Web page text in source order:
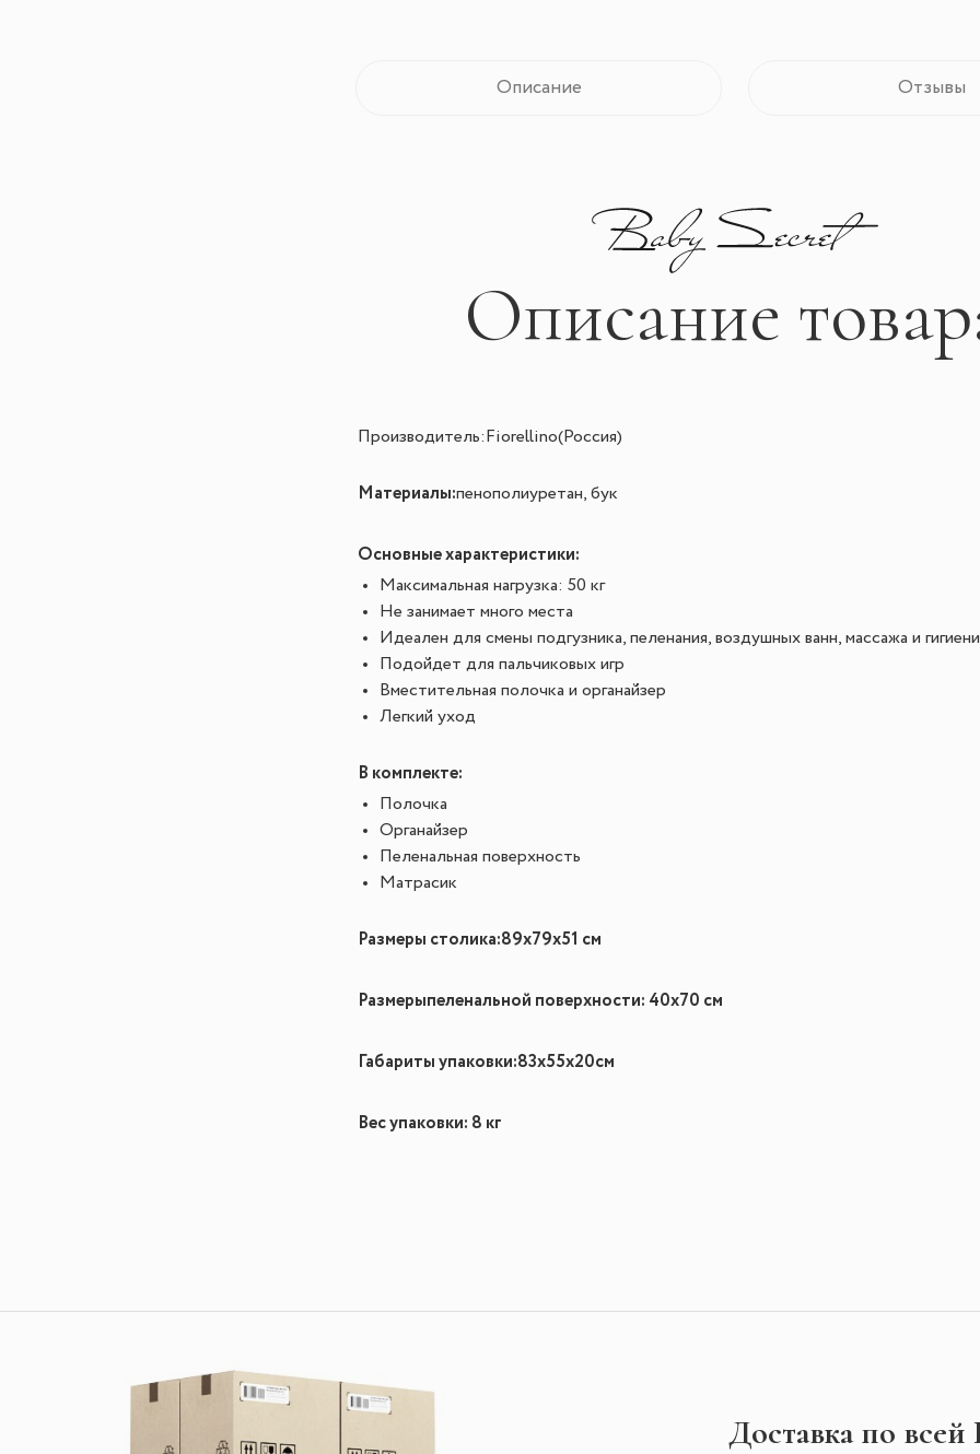
Описание Отзывы
Описание
Производитель:Fiorellino(Россия)
Материалы:пенополиуретан, бук
Основные характеристики:
Максимальная нагрузка: 50 кг
Не занимает много места
Идеален для смены подгузника, пеленания, воздушных ванн, массажа и
Подойдет для пальчиковых игр
Вместительная полочка и органайзер
Легкий уход
В комплекте:
Полочка
Органайзер
Пеленальная поверхность
Матрасик
Размеры столика:89х79х51 см
Размерыпеленальной поверхности: 40х70 см
Габариты упаковки:83х55х20см
Вес упаковки: 8 кг
Доставка по